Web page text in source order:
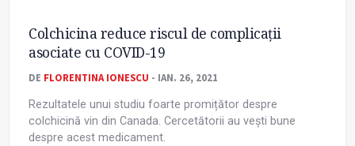
Colchicina reduce riscul de complicații
asociate cu COVID-19
DE FLORENTINA IONESCU - IAN. 26, 2021
Rezultatele unui studiu foarte promițător despre
colchicină vin din Canada. Cercetătorii au vești bune
despre acest medicament.